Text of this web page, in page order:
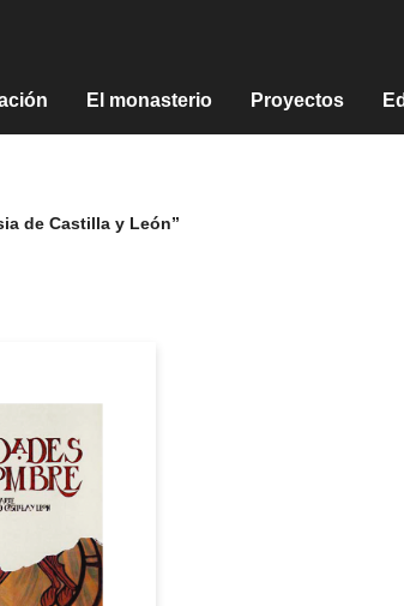
El monasterio Proyectos
de Castilla y León”